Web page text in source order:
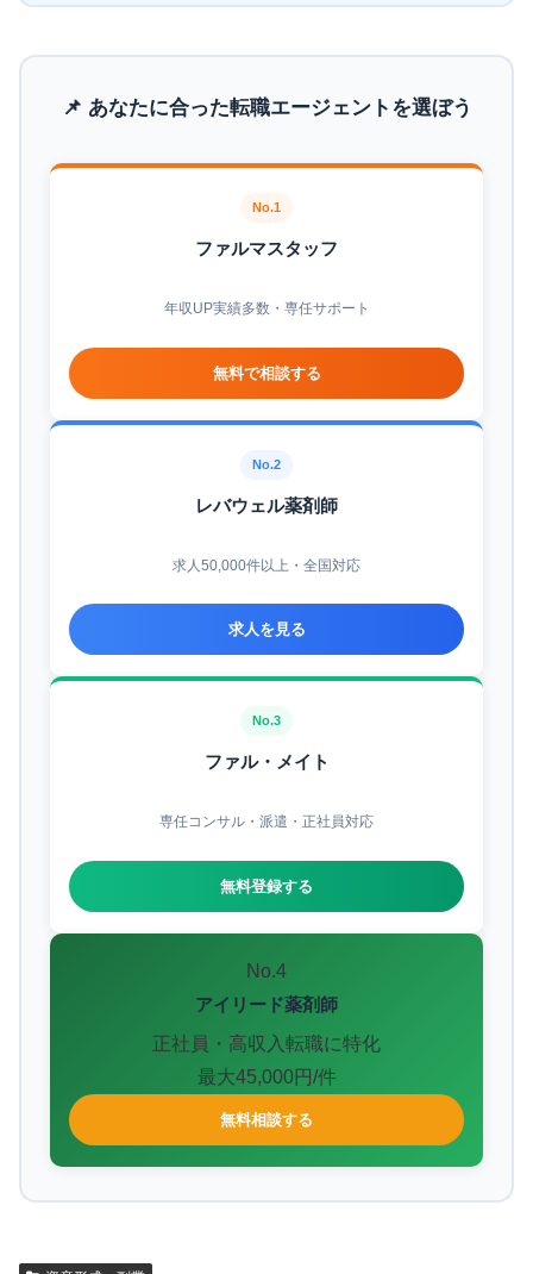
📌 あなたに合った転職エージェントを選ぼう
No.1
ファルマスタッフ
年収UP実績多数・専任サポート
無料で相談する
No.2
レバウェル薬剤師
求人50,000件以上・全国対応
求人を見る
No.3
ファル・メイト
専任コンサル・派遣・正社員対応
無料登録する
No.4
アイリード薬剤師
正社員・高収入転職に特化
最大45,000円/件
無料相談する